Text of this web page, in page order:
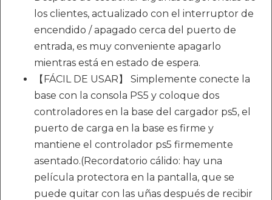
los clientes, actualizado con el interruptor de
encendido / apagado cerca del puerto de
entrada, es muy conveniente apagarlo
mientras está en estado de espera.
【FÁCIL DE USAR】 Simplemente conecte la
base con la consola PS5 y coloque dos
controladores en la base del cargador ps5, el
puerto de carga en la base es firme y
mantiene el controlador ps5 firmemente
asentado.(Recordatorio cálido: hay una
película protectora en la pantalla, que se
puede quitar con las uñas después de recibir